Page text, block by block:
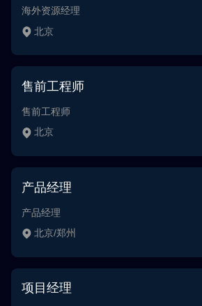
海外资源经理
北京
售前工程师
售前工程师
北京
产品经理
产品经理
北京/郑州
项目经理